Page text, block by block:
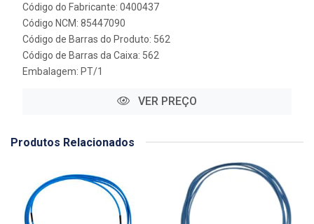
Código do Fabricante: 0400437
Código NCM: 85447090
Código de Barras do Produto: 562
Código de Barras da Caixa: 562
Embalagem: PT/1
VER PREÇO
Produtos Relacionados